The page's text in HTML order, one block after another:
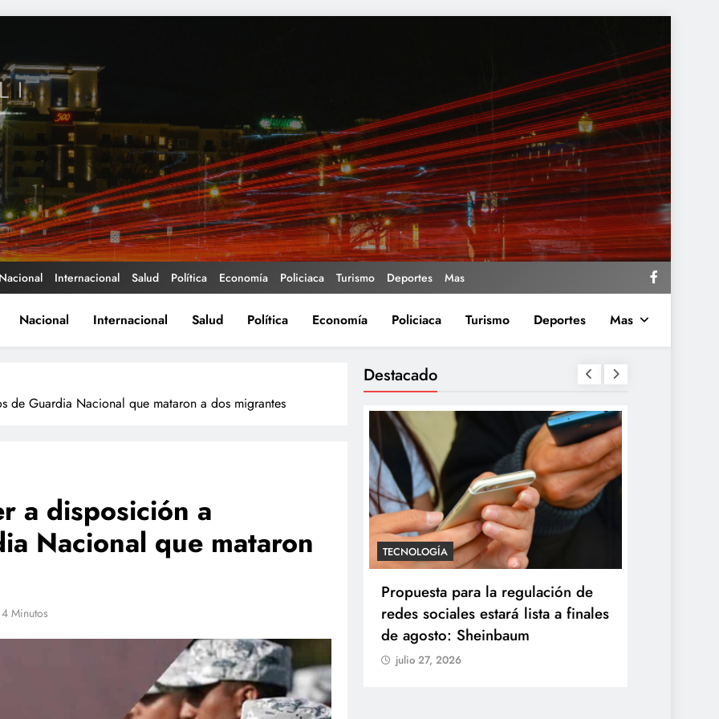
Nacional Internacional Salud Política Economía Policiaca Turismo Deportes Mas
Nacional Internacional Salud Política Economía Policiaca Turismo Deportes Mas
de Guardia Nacional que mataron a dos migrantes
a disposición a
Nacional que mataron
4 Minutos
Destacado
sandbox
plan
NACIONAL
julio 27, 2026
SALUD
México confirma 33 casos de
ciclosporiasis y rechaza ser
origen del brote de diarrea
explosiva